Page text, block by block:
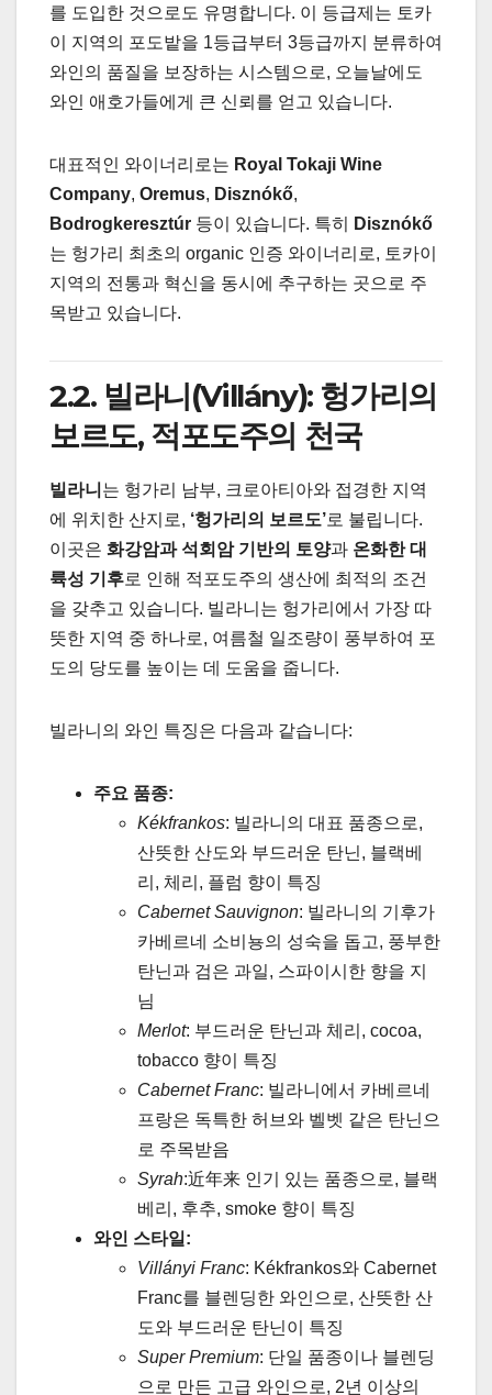
를 도입한 것으로도 유명합니다. 이 등급제는 토카
이 지역의 포도밭을 1등급부터 3등급까지 분류하여
와인의 품질을 보장하는 시스템으로, 오늘날에도
와인 애호가들에게 큰 신뢰를 얻고 있습니다.
대표적인 와이너리로는 Royal Tokaji Wine
Company, Oremus, Disznókő,
Bodrogkeresztúr 등이 있습니다. 특히
Disznókő
는 헝가리 최초의 organic 인증 와이너리로, 토카이
지역의 전통과 혁신을 동시에 추구하는 곳으로 주
목받고 있습니다.
2.2. 빌라니(Villány): 헝가리의
보르도, 적포도주의 천국
빌라니 는 헝가리 남부, 크로아티아와 접경한 지역
에 위치한 산지로, ‘헝가리의 보르도’로 불립니다.
이곳은 화강암과 석회암 기반의 토양과 온화한 대
륙성 기후로 인해 적포도주의 생산에 최적의 조건
을 갖추고 있습니다. 빌라니는 헝가리에서 가장 따
뜻한 지역 중 하나로, 여름철 일조량이 풍부하여 포
도의 당도를 높이는 데 도움을 줍니다.
빌라니의 와인 특징은 다음과 같습니다:
주요 품종:
Kékfrankos: 빌라니의 대표 품종으로,
산뜻한 산도와 부드러운 탄닌, 블랙베
리, 체리, 플럼 향이 특징
Cabernet Sauvignon: 빌라니의 기후가
카베르네 소비뇽의 성숙을 돕고, 풍부한
탄닌과 검은 과일, 스파이시한 향을 지
님
Merlot: 부드러운 탄닌과 체리, cocoa,
tobacco 향이 특징
Cabernet Franc: 빌라니에서 카베르네
프랑은 독특한 허브와 벨벳 같은 탄닌으
로 주목받음
Syrah:近年来 인기 있는 품종으로, 블랙
베리, 후추, smoke 향이 특징
와인 스타일:
Villányi Franc: Kékfrankos와 Cabernet
Franc를 블렌딩한 와인으로, 산뜻한 산
도와 부드러운 탄닌이 특징
Super Premium: 단일 품종이나 블렌딩
으로 만든 고급 와인으로, 2년 이상의